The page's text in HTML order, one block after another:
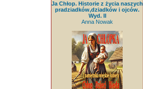
Ja Chłop. Historie z życia naszych
pradziadków,dziadków i ojców.
Wyd. II
Anna Nowak